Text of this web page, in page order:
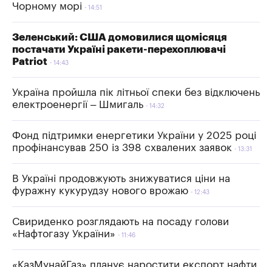
Чорному морі
14:51
Зеленський: США домовилися щомісяця
постачати Україні ракети-перехоплювачі
Patriot
14:43
Україна пройшла пік літньої спеки без відключень
електроенергії – Шмигаль
14:32
Фонд підтримки енергетики України у 2025 році
профінансував 250 із 398 схвалених заявок
13:31
В Україні продовжують знижуватися ціни на
фуражну кукурудзу нового врожаю
12:43
Свириденко розглядають на посаду голови
«Нафтогазу України»
11:46
«КазМунайГаз» планує наростити експорт нафти